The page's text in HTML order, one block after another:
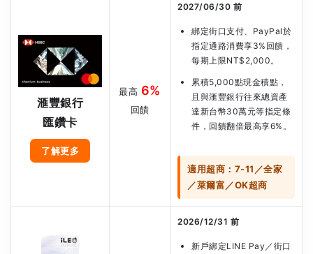
滙豐銀行
匯鑽卡
了解更多
最高 6%
回饋
2027/06/30 前
綁定街口支付、PayPal於
指定通路消費享3%回饋，
每期上限NT$2,000。
累積5,000點現金積點，
且與滙豐銀行往來總資產
達新台幣30萬元等指定條
件，回饋翻倍最高享6%。
適用超商：7-11／全家
／萊爾富／OK超商
2026/12/31 前
新戶綁定LINE Pay／街口